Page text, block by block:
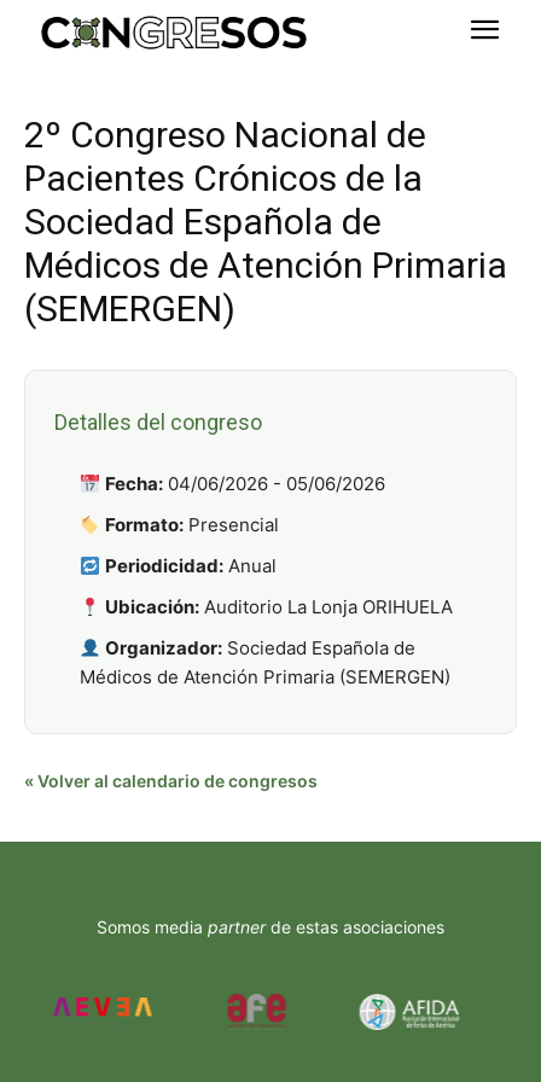
2º Congreso Nacional de
Pacientes Crónicos de la
Sociedad Española de
Médicos de Atención Primaria
(SEMERGEN)
Detalles del congreso
Fecha: 04/06/2026 - 05/06/2026
Formato: Presencial
Periodicidad: Anual
Ubicación: Auditorio La Lonja ORIHUELA
Organizador: Sociedad Española de
Médicos de Atención Primaria (SEMERGEN)
« Volver al calendario de congresos
Somos media partnerde estas asociaciones